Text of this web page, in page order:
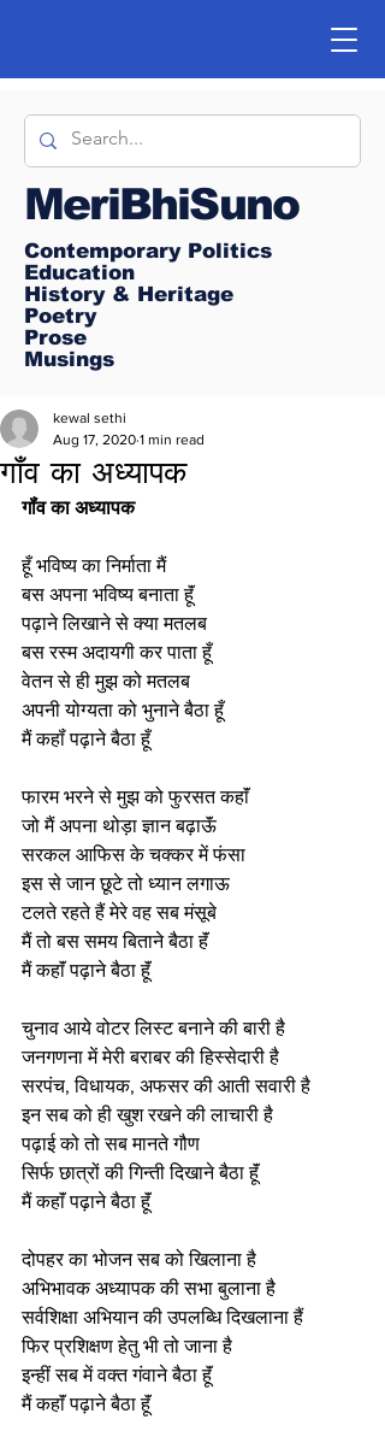
MeriBhiSuno
Contemporary Politics
Education
History & Heritage
Poetry
Prose
Musings
गॉंव का अध्यापक
kewal sethi
Aug 17, 2020 1 min read
गॉंव का अध्यापक
हूँ भविष्य का निर्माता मैं
बस अपना भविष्य बनाता हूॅं
पढ़ाने लिखाने से क्या मतलब
बस रस्म अदायगी कर पाता हूँ
वेतन से ही मुझ को मतलब
अपनी योग्यता को भुनाने बैठा हूँ
मैं कहॉं पढ़ाने बैठा हूँ
फारम भरने से मुझ को फुरसत कहाॅं
जो मैं अपना थोड़ा ज्ञान बढ़ाऊॅं
सरकल आफिस के चक्कर में फंसा
इस से जान छूटे तो ध्यान लगाऊ
टलते रहते हैं मेरे वह सब मंसूबे
मैं तो बस समय बिताने बैठा हॅं
मैं कहाॅं पढ़ाने बैठा हूॅं
चुनाव आये वोटर लिस्ट बनाने की बारी है
जनगणना में मेरी बराबर की हिस्सेदारी है
सरपंच, विधायक, अफसर की आती सवारी है
इन सब को ही खुश रखने की लाचारी है
पढ़ाई को तो सब मानते गौण
सिर्फ छात्रों की गिन्ती दिखाने बैठा हूॅं
मैं कहाॅं पढ़ाने बैठा हूॅं
दोपहर का भोजन सब को खिलाना है
अभिभावक अध्यापक की सभा बुलाना है
सर्वशिक्षा अभियान की उपलब्धि दिखलाना हैं
फिर प्रशिक्षण हेतु भी तो जाना है
इन्हीं सब में वक्त गंवाने बैठा हूॅं
मैं कहाॅं पढ़ाने बैठा हूॅं